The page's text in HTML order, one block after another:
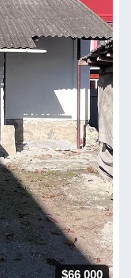
$66 000